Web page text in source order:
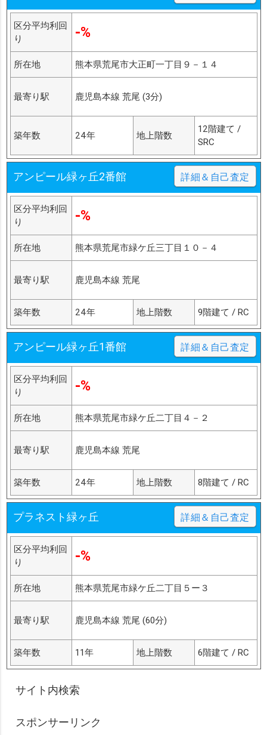
区分平均利回
り
-%
所在地 熊本県荒尾市大正町一丁目９－１４
最寄り駅 鹿児島本線 荒尾 (3分)
築年数 24年 地上階数
12階建て /
SRC
アンピール緑ヶ丘2番館 詳細＆自己査定
区分平均利回
り
-%
所在地 熊本県荒尾市緑ケ丘三丁目１０－４
最寄り駅 鹿児島本線 荒尾
築年数 24年 地上階数 9階建て / RC
アンピール緑ヶ丘1番館 詳細＆自己査定
区分平均利回
り
-%
所在地 熊本県荒尾市緑ケ丘二丁目４－２
最寄り駅 鹿児島本線 荒尾
築年数 24年 地上階数 8階建て / RC
プラネスト緑ヶ丘 詳細＆自己査定
区分平均利回
り
-%
所在地 熊本県荒尾市緑ケ丘二丁目５ー３
最寄り駅 鹿児島本線 荒尾 (60分)
築年数 11年 地上階数 6階建て / RC
サイト内検索
スポンサーリンク